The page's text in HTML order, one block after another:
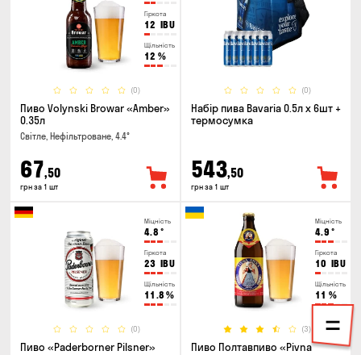
Гіркота
12 IBU
Щільність
12 %
(0)
Пиво Volynski Browar «Amber»
0.35л
Світле, Нефільтроване, 4.4°
67,50
грн за 1 шт
(0)
Набір пива Bavaria 0.5л х 6шт +
термосумка
543,50
грн за 1 шт
Міцність
4.8 °
Гіркота
23 IBU
Щільність
11.8 %
(0)
Пиво «Paderborner Pilsner»
Міцність
4.9 °
Гіркота
10 IBU
Щільність
11 %
(3)
Пиво Полтавпиво «Pivna